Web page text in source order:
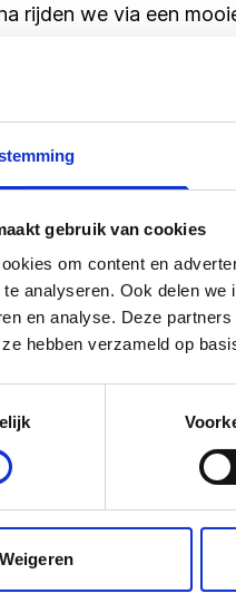
gebruik van cookies
om content en
analyseren. Ook delen
en analyse. Deze
hebben verzameld op
Weigeren
rijden we via een
van de
kan maken en er
het vrijwel ongerepte
gerestaureerd aan
gaan jullie bij
vrije tijd om Orvelte
bedrijfjes en
rekening). Na het